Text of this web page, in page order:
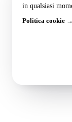
in qualsiasi
Politica cookie →